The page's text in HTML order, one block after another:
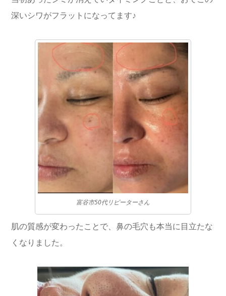
深いシワがフラットになってます♪
富谷市50代リピーターさん
肌の質感が変わったことで、鼻の毛穴も本当に目立たな
くなりました。